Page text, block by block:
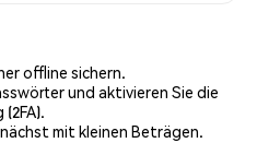
offline sichern.
und aktivieren Sie die
mit kleinen Beträgen.